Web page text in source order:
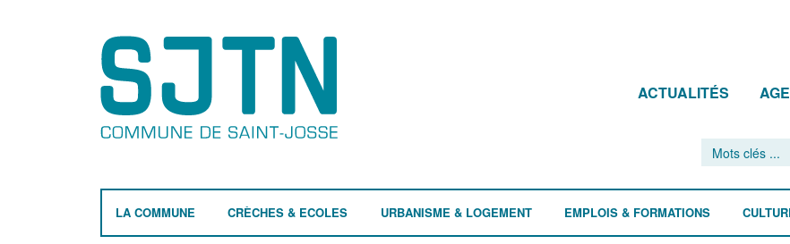
ACTUALITÉS
LA COMMUNE CRÈCHES & ECOLES URBANISME & LOGEMENT EMPLOIS & FORMATIONS